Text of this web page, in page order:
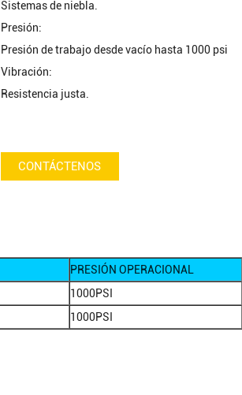
Sistemas de niebla.
Presión:
Presión de trabajo desde vacío hasta 1000 psi
Vibración:
Resistencia justa.
CONTÁCTENOS
PRESIÓN OPERACIONAL
1000PSI
1000PSI